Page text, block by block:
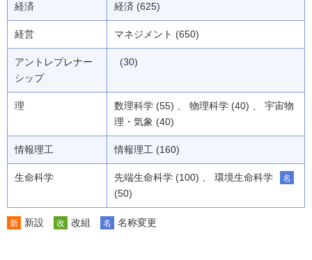
経済 経済 (625)
経営 マネジメント (650)
アントレプレナー
シップ
(30)
理
数理科学 (55) 、 物理科学 (40) 、 宇宙物
理・気象 (40)
情報理工 情報理工 (160)
生命科学 先端生命科学 (100) 、 環境生命科学 名
(50)
新 新設 改 改組 名 名称変更